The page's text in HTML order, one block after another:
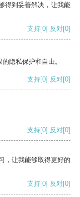
得到妥善解决，让我能
支持[0] 反对[0]
隐私保护和自由。
支持[0] 反对[0]
支持[0] 反对[0]
，让我能够取得更好的
支持[0] 反对[0]